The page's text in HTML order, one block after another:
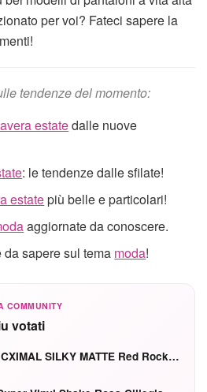
per voi? Fateci sapere la
tendenze del momento:
estatedalle nuove
: le tendenze dalle sfilate!
estatepiù belle e particolari!
aggiornate da conoscere.
da sapere sul tema moda!
COMMUNITY
votati
MAC M·A·CXIMAL SILKY MATTE Red Rock mat